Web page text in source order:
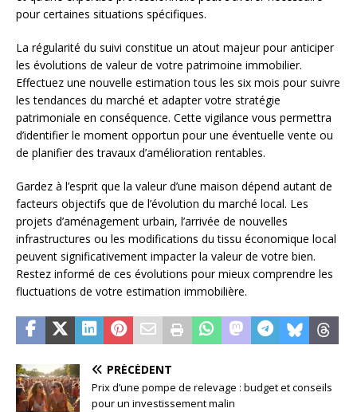
pour certaines situations spécifiques.
La régularité du suivi constitue un atout majeur pour anticiper
les évolutions de valeur de votre patrimoine immobilier.
Effectuez une nouvelle estimation tous les six mois pour suivre
les tendances du marché et adapter votre stratégie
patrimoniale en conséquence. Cette vigilance vous permettra
d’identifier le moment opportun pour une éventuelle vente ou
de planifier des travaux d’amélioration rentables.
Gardez à l’esprit que la valeur d’une maison dépend autant de
facteurs objectifs que de l’évolution du marché local. Les
projets d’aménagement urbain, l’arrivée de nouvelles
infrastructures ou les modifications du tissu économique local
peuvent significativement impacter la valeur de votre bien.
Restez informé de ces évolutions pour mieux comprendre les
fluctuations de votre estimation immobilière.
PRÉCÉDENT
Prix d’une pompe de relevage : budget et conseils
pour un investissement malin